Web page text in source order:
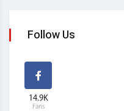
Follow Us
14.9K
Fans